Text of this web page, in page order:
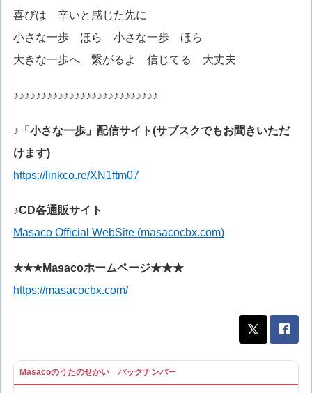
喜びは 辛いと感じた先に
小さな一歩 ほら 小さな一歩 ほら
大きな一歩へ 繋がるよ 信じてる 大丈夫
♪♪♪♪♪♪♪♪♪♪♪♪♪♪♪♪♪♪♪♪♪♪♪♪♪♪
♪「小さな一歩」配信サイト(サブスクでもお聞きいただ
けます)
https://linkco.re/XN1ftm07
♪CD各通販サイト
Masaco Official WebSite (masacocbx.com)
★★★Masacoホームページ★★★
https://masacocbx.com/
Masacoのうたのせかい バックナンバー